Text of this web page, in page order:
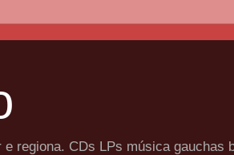
regiona. CDs LPs música gauchas